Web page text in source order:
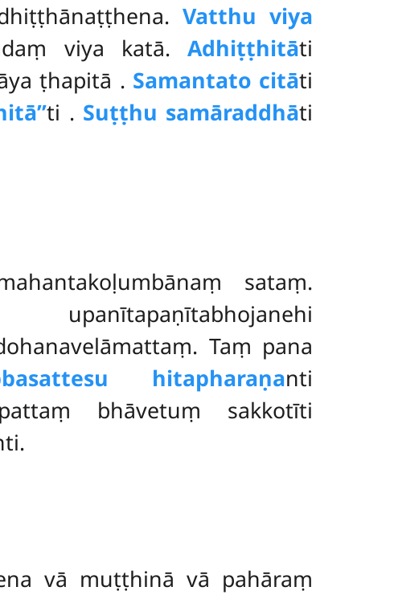
Vatthu viya
viya katā.Adhiṭṭhitāti
ṭhapitā . Samantato citāti
ti . Suṭṭhu samāraddhāti
sataṃ.
Taṃ pana
hitapharaṇanti
bhāvetuṃ sakkotīti
vā muṭṭhinā vā pahāraṃ